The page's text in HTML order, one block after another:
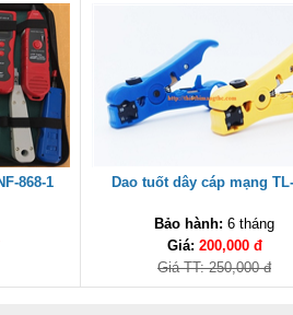
868-1 Dao tuốt dây cáp mạng
Bảo hành: 6 tháng
Giá: 200,000 đ
Giá TT: 250,000 đ